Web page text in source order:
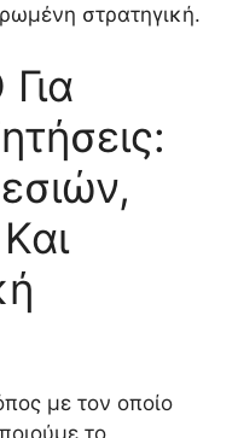
στρατηγική.
με τον οποίο